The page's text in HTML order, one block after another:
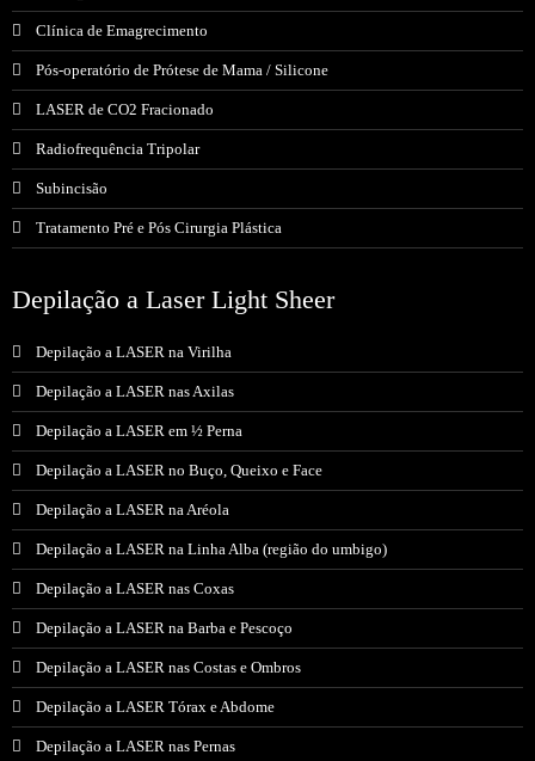
Clínica de Emagrecimento
Pós-operatório de Prótese de Mama / Silicone
LASER de CO2 Fracionado
Radiofrequência Tripolar
Subincisão
Tratamento Pré e Pós Cirurgia Plástica
Depilação a Laser Light Sheer
Depilação a LASER na Virilha
Depilação a LASER nas Axilas
Depilação a LASER em ½ Perna
Depilação a LASER no Buço, Queixo e Face
Depilação a LASER na Aréola
Depilação a LASER na Linha Alba (região do umbigo)
Depilação a LASER nas Coxas
Depilação a LASER na Barba e Pescoço
Depilação a LASER nas Costas e Ombros
Depilação a LASER Tórax e Abdome
Depilação a LASER nas Pernas